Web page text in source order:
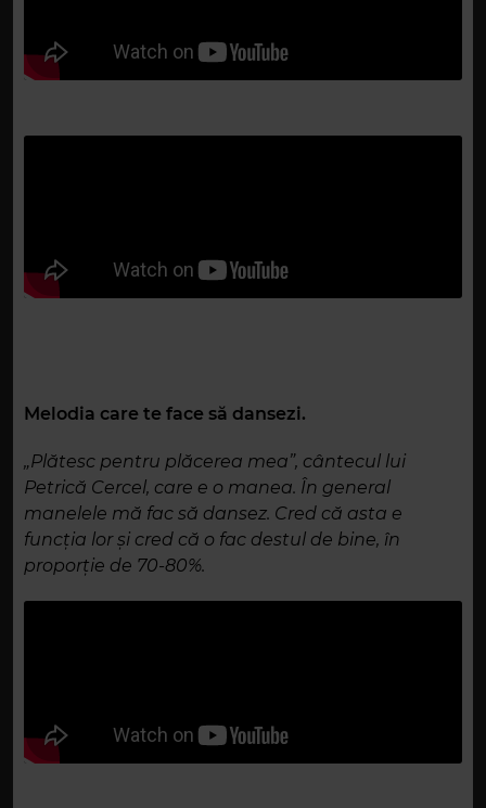
Melodia care te face să dansezi.
„Plătesc pentru plăcerea mea”, cântecul lui
Petrică Cercel, care e o manea. În general
manelele mă fac să dansez. Cred că asta e
funcția lor și cred că o fac destul de bine, în
proporție de 70-80%.